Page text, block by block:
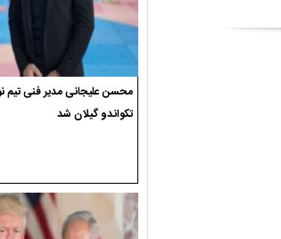
محسن علیجانی مدیر فنی تیم
تکواندو گیلان شد